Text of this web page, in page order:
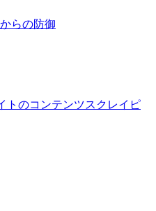
らの防御
トのコンテンツスクレイピ